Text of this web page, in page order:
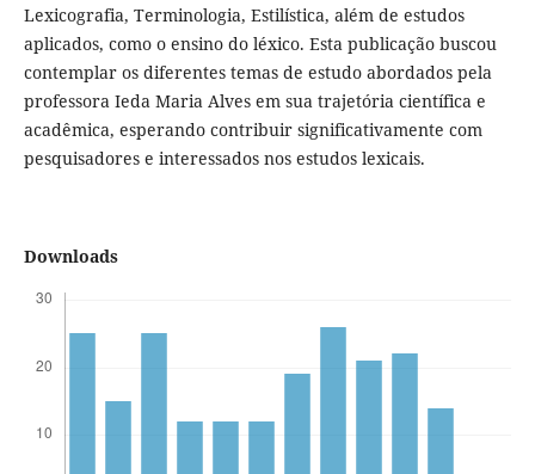
Lexicografia, Terminologia, Estilística, além de estudos
aplicados, como o ensino do léxico. Esta publicação buscou
contemplar os diferentes temas de estudo abordados pela
professora Ieda Maria Alves em sua trajetória científica e
acadêmica, esperando contribuir significativamente com
pesquisadores e interessados nos estudos lexicais.
Downloads